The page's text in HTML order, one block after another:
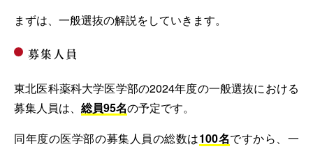
まずは、一般選抜の解説をしていきます。
募集人員
東北医科薬科大学医学部の2024年度の一般選抜における
募集人員は、 総員95名の予定です。
同年度の医学部の募集人員の総数は100名ですから、一